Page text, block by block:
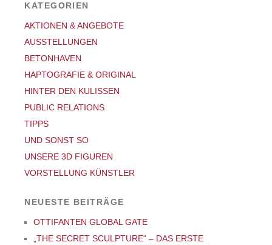
KATEGORIEN
AKTIONEN & ANGEBOTE
AUSSTELLUNGEN
BETONHAVEN
HAPTOGRAFIE & ORIGINAL
HINTER DEN KULISSEN
PUBLIC RELATIONS
TIPPS
UND SONST SO
UNSERE 3D FIGUREN
VORSTELLUNG KÜNSTLER
NEUESTE BEITRÄGE
OTTIFANTEN GLOBAL GATE
„THE SECRET SCULPTURE“ – DAS ERSTE